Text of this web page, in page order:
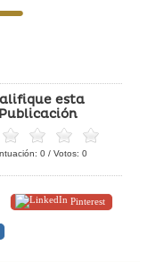
esta
Publicación
0 / Votos: 0
Pinterest